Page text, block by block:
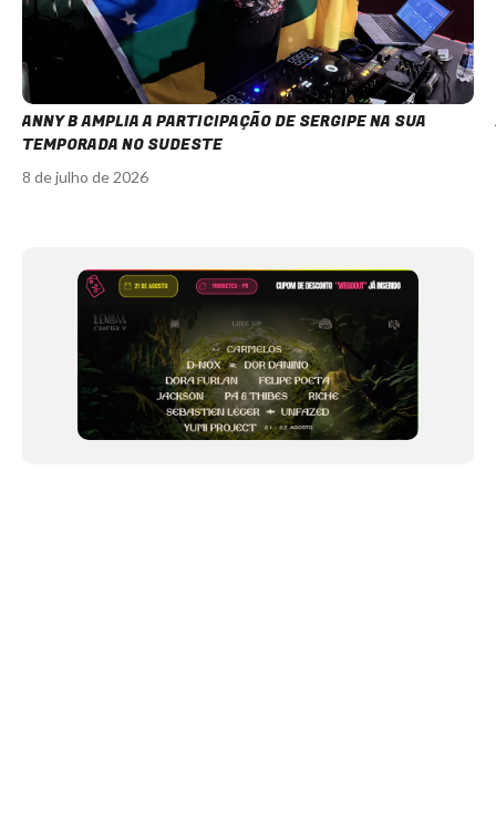
ANNY B AMPLIA A PARTICIPAÇÃO DE SERGIPE NA SUA
TEMPORADA NO SUDESTE
8 de julho de 2026